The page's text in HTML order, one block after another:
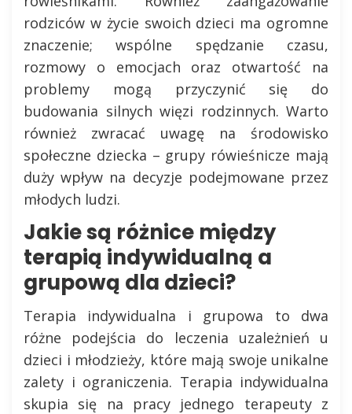
rodziców w życie swoich dzieci ma ogromne
znaczenie; wspólne spędzanie czasu,
rozmowy o emocjach oraz otwartość na
problemy mogą przyczynić się do
budowania silnych więzi rodzinnych. Warto
również zwracać uwagę na środowisko
społeczne dziecka – grupy rówieśnicze mają
duży wpływ na decyzje podejmowane przez
młodych ludzi.
Jakie są różnice między
terapią indywidualną a
grupową dla dzieci?
Terapia indywidualna i grupowa to dwa
różne podejścia do leczenia uzależnień u
dzieci i młodzieży, które mają swoje unikalne
zalety i ograniczenia. Terapia indywidualna
skupia się na pracy jednego terapeuty z